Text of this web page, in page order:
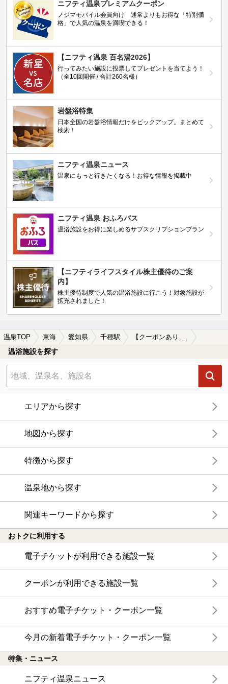
ニフティ温泉プレミアムクーポン
ノジマモバイル会員向け 通常よりもお得な「特別価
格」で人気の温泉を満喫できる！
【ニフティ温泉 百名湯2026】
行ってみたい施設に投票してプレゼントを当てよう！
（全10回開催 / 合計260名様）
岩盤浴特集
日本全国の岩盤浴情報だけをピックアップ。まとめて
検索！
ニフティ温泉ニュース
温泉にもっと行きたくなる！お得な情報を掲載中
ニフティ温泉 おふろパス
温浴施設をお得に楽しめるサブスクリプションプラン
【ニフティライフスタイル株主優待のご案
内】
株主優待制度で人気の温浴施設に行こう！対象施設が
拡充されました！
温泉TOP 東海 愛知県 千種駅 【クーポンあり】漫画が楽しめる千種駅近くの温泉、日帰り温泉、スーパー銭湯おすすめ
温浴施設を探す
エリアから探す
地図から探す
特徴から探す
温泉地から探す
関連キーワードから探す
おトクに利用する
電子チケットが利用できる施設一覧
クーポンが利用できる施設一覧
おすすめ電子チケット・クーポン一覧
今月の新着電子チケット・クーポン一覧
特集・ニュース
ニフティ温泉ニュース